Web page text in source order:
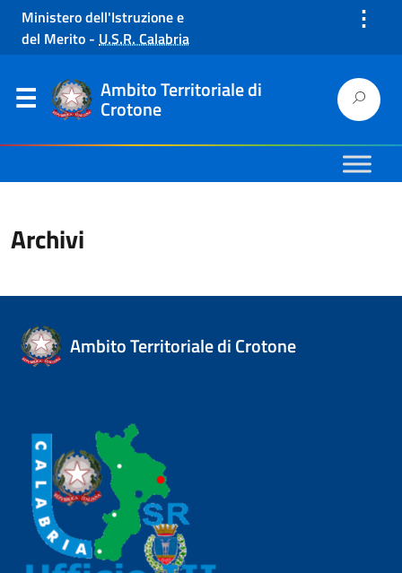
Ministero dell'Istruzione e
del Merito - U.S.R. Calabria
⋮
Ambito Territoriale di
Crotone
Archivi
Ambito Territoriale di Crotone